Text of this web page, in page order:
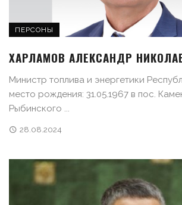
ПЕРСОНЫ
ХАРЛАМОВ АЛЕКСАНДР
Министр топлива и энергетики
место рождения: 31.05.1967 в пос.
Рыбинского ...
28.08.2024